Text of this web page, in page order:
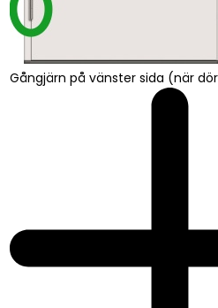
Gångjärn på vänster sida (när